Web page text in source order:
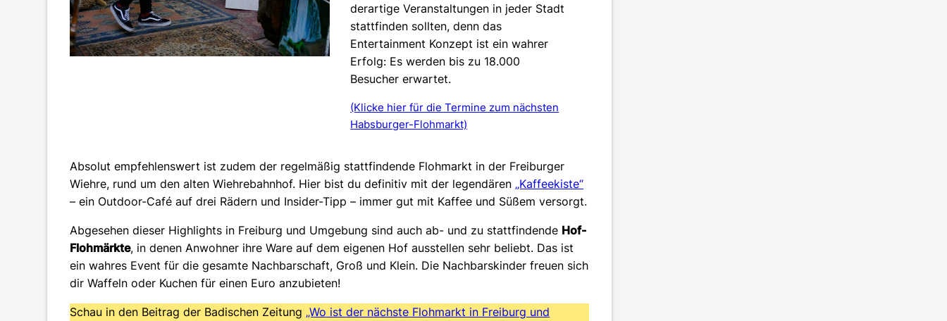
derartige Veranstaltungen in jeder Stadt
stattfinden sollten, denn das
Entertainment Konzept ist ein wahrer
Erfolg: Es werden bis zu 18.000
Besucher erwartet.
(Klicke hier für die Termine zum nächsten
Habsburger-Flohmarkt)
Absolut empfehlenswert ist zudem der regelmäßig stattfindende Flohmarkt in der Freiburger
Wiehre, rund um den alten Wiehrebahnhof. Hier bist du definitiv mit der legendären „Kaffeekiste“
– ein Outdoor-Café auf drei Rädern und Insider-Tipp – immer gut mit Kaffee und Süßem versorgt.
Abgesehen dieser Highlights in Freiburg und Umgebung sind auch ab- und zu stattfindende Hof-
Flohmärkte, in denen Anwohner ihre Ware auf dem eigenen Hof ausstellen sehr beliebt. Das ist
ein wahres Event für die gesamte Nachbarschaft, Groß und Klein. Die Nachbarskinder freuen sich
dir Waffeln oder Kuchen für einen Euro anzubieten!
Schau in den Beitrag der Badischen Zeitung „Wo ist der nächste Flohmarkt in Freiburg und